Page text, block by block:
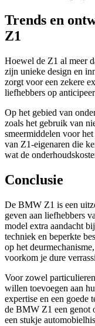
Trends en
Z1
Hoewel de Z1 al meer
zijn unieke design en
zorgt voor een zekere
liefhebbers op
Op het gebied van
zoals het gebruik van
smeermiddelen voor
van Z1-eigenaren die
wat de
Conclusie
De BMW Z1 is een
geven aan liefhebbers
model extra aandacht
techniek en beperkte
op het
voorkom je dure
Voor zowel
willen toevoegen aan
expertise en een goede
de BMW Z1 een genot
een stukje